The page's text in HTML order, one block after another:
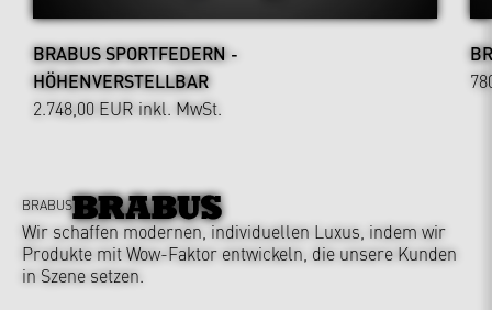
BRABUS SPORTFEDERN -
HÖHENVERSTELLBAR
2.748,00 EUR inkl. MwSt.
BRABUS
Wir schaffen modernen, individuellen Luxus, indem wir
Produkte mit Wow-Faktor entwickeln, die unsere Kunden
in Szene setzen.